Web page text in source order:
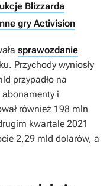
Blizzarda
gry Activision
sprawozdanie
Przychody wyniosły
przypadło na
i
również 198 mln
kwartale 2021
2,29 mld dolarów, a